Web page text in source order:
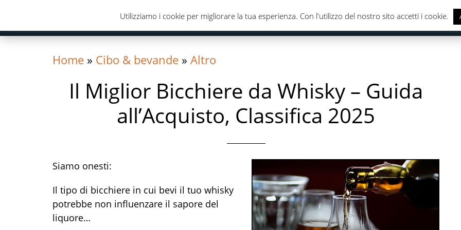
primary
navigation
content
primary
CASA & CUCINA ELETTRONICA SALUTE & CURA DELLA
Home » Cibo & bevande » Altro
Il Miglior Bicchiere da Whisky – Guida
all’Acquisto, Classifica 2025
Siamo onesti:
Il tipo di bicchiere in cui bevi il tuo whisky
potrebbe non influenzare il sapore del
liquore…
Utilizziamo i cookie per migliorare la tua esperienza. Con l'utilizzo del nostro sito accetti i cookie.